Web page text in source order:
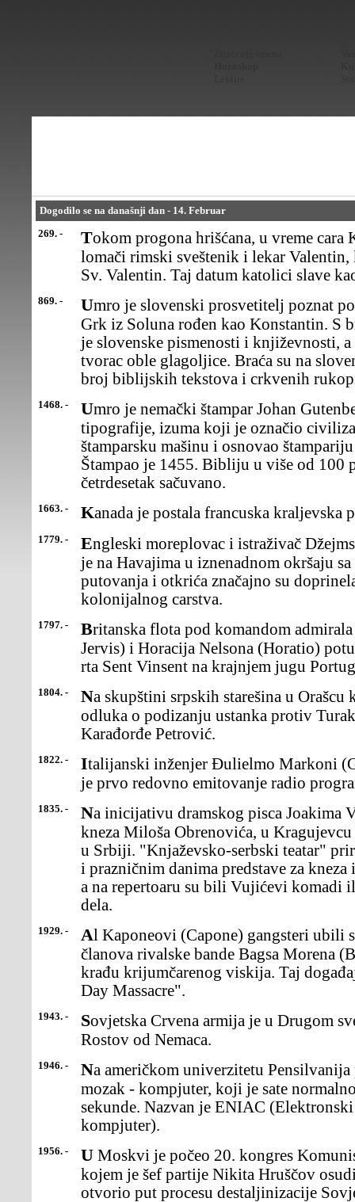
Dogodilo se na današnji dan - 14. Februar
269. -
Tokom progona hrišćana, u vreme cara Klaudija II spaljen je na
lomači rimski sveštenik i lekar
Sv. Valentin. Taj datum katolici slave
869. - Umro je slovenski prosvetitelj poznat po monaškom imenu Kirilo,
Grk iz Soluna rođen kao Konstantin. S
je slovenske pismenosti i književnosti,
tvorac oble glagoljice. Braća su na
broj biblijskih tekstova i crkvenih
1468. - Umro je nemački štampar Johan Gutenberg (Johann), pronalazač
tipografije, izuma koji je označio
štamparsku mašinu i osnovao
Štampao je 1455. Bibliju u više od 100
četrdesetak sačuvano.
1663. - Kanada je postala francuska kraljevska
1779. - Engleski moreplovac i istraživač Džejms Kuk (James Cook) ubijen
je na Havajima u iznenadnom okršaju
putovanja i otkrića značajno su
kolonijalnog carstva.
1797. - Britanska flota pod komandom admirala Džona Džervisa (John
Jervis) i Horacija Nelsona (Horatio)
rta Sent Vinsent na krajnjem jugu
1804. - Na skupštini srpskih starešina u Orašcu kod Aranđelovca doneta je
odluka o podizanju ustanka protiv
Karađorđe Petrović.
1822. - Italijanski inženjer Đulielmo Markoni (Guglielmo Marconi) počeo
je prvo redovno emitovanje radio
1835. - Na inicijativu dramskog pisca Joakima Vujića, uz novčanu pomoć
kneza Miloša Obrenovića, u
u Srbiji. "Knjaževsko-serbski teatar"
i prazničnim danima predstave za
a na repertoaru su bili Vujićevi komadi
dela.
1929. - Al Kaponeovi (Capone) gangsteri ubili su u Čikagu sedmoricu
članova rivalske bande Bagsa Morena
krađu krijumčarenog viskija. Taj
Day Massacre".
1943. - Sovjetska Crvena armija je u Drugom svetskom ratu oslobodila
Rostov od Nemaca.
1946. - Na američkom univerzitetu Pensilvanija počeo je da radi elektronski
mozak - kompjuter, koji je sate
sekunde. Nazvan je ENIAC
kompjuter).
1956. - U Moskvi je počeo 20. kongres Komunističke partije SSSR, na
kojem je šef partije Nikita Hruščov
otvorio put procesu destaljinizacije